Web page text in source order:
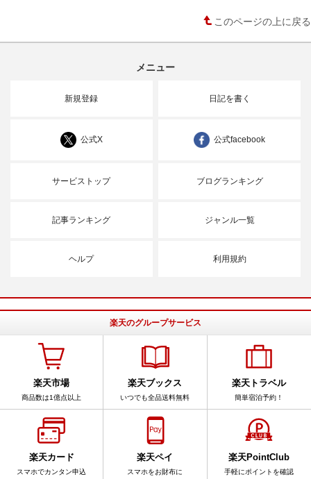
このページの上に戻る
メニュー
新規登録 日記を書く
公式X 公式facebook
サービストップ ブログランキング
記事ランキング ジャンル一覧
ヘルプ 利用規約
楽天のグループサービス
楽天市場
商品数は1億点以上
楽天ブックス
いつでも全品送料無料
楽天トラベル
簡単宿泊予約！
楽天カード
スマホでカンタン申込
楽天ペイ
スマホをお財布に
楽天PointClub
手軽にポイントを確認